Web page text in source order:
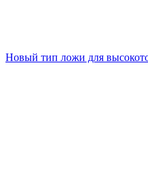
Новый тип ложи для